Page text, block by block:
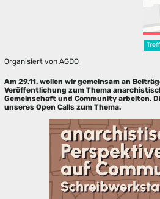
Organisiert vonAGDO
Am 29.11. wollen wir gemeinsam an
Veröffentlichung zum Thema
Gemeinschaft und Community arbeiten.
unseres Open Calls zum Thema.